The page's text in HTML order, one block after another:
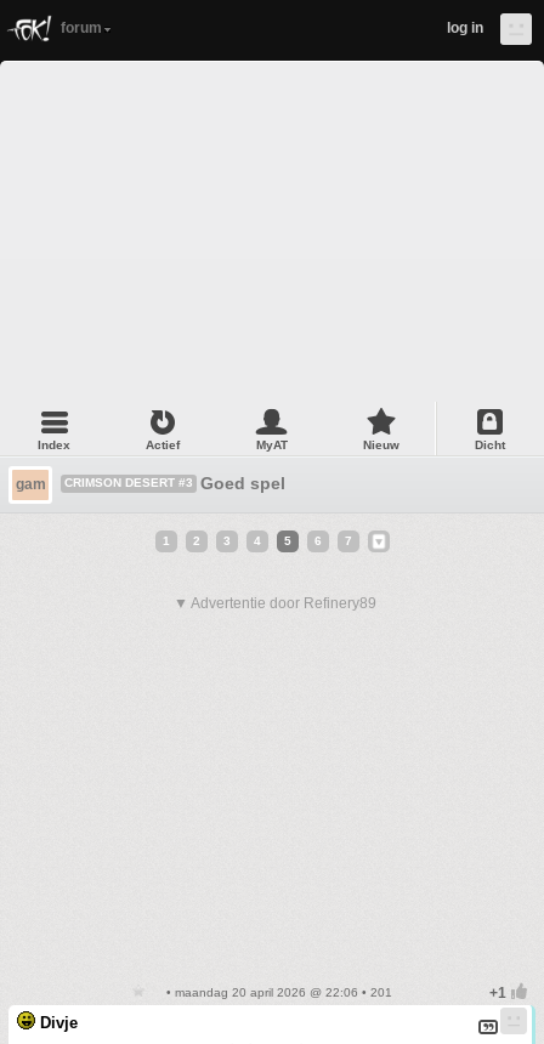
forum log in
Index Actief MyAT Nieuw Dicht
gam CRIMSON DESERT #3 Goed spel
1 2 3 4 5 6 7
▼ Advertentie door Refinery89
• maandag 20 april 2026 @ 22:06 • 201
Divje